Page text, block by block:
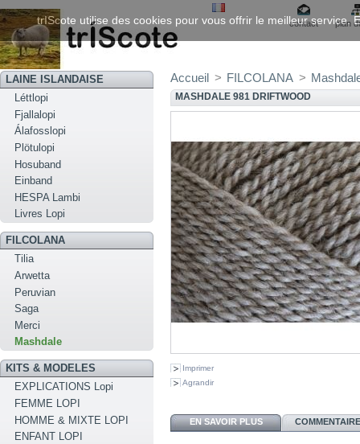
contact plan
LAINE ISLANDAISE
Léttlopi
Fjallalopi
Álafosslopi
Plötulopi
Hosuband
Einband
HESPA Lambi
Livres Lopi
FILCOLANA
Tilia
Arwetta
Peruvian
Saga
Merci
Mashdale
KITS & MODELES
EXPLICATIONS Lopi
FEMME LOPI
HOMME & MIXTE LOPI
ENFANT LOPI
Accueil > FILCOLANA >
MASHDALE 981 DRIFTWOOD
Imprimer
Agrandir
EN SAVOIR PLUS
trIScote utilise des cookies pour vous offrir le meilleur